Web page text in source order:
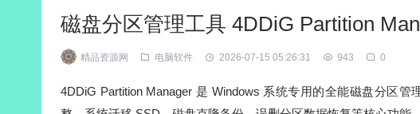
磁盘分区管理工具 4DDiG Partition
精品资源网 电脑软件 2026-07-15 05:26:31 943 0
4DDiG Partition Manager 是 Windows 系统专用的全能磁盘分区